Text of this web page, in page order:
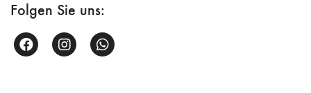
Folgen Sie uns: